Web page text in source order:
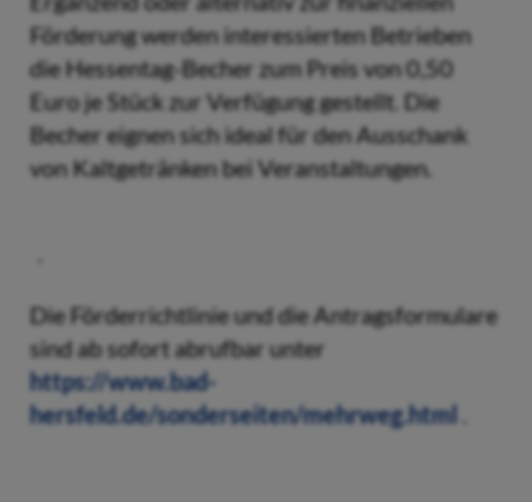
Förderung werden interessierten Betrieben
die Hessentag-Becher zum Preis von 0,50
Euro je Stück zur Verfügung gestellt. Die
Becher eignen sich ideal für den Ausschank
von Kaltgetränken bei Veranstaltungen.
Die Förderrichtlinie und die Antragsformulare
sind ab sofort abrufbar unter
https://www.bad-
hersfeld.de/sonderseiten/mehrweg.html